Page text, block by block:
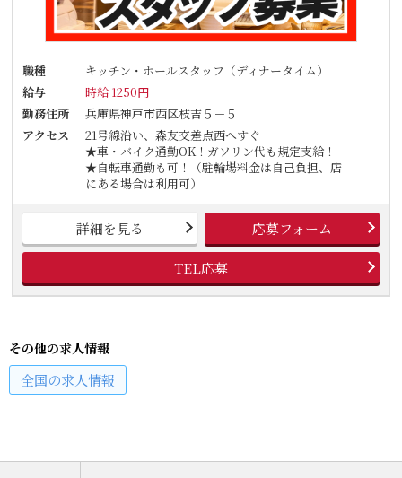
職種
キッチン・ホールスタッフ（ディナータイム）
給与
時給 1250円
勤務住所
兵庫県神戸市西区枝吉５－５
アクセス
21号線沿い、森友交差点西へすぐ
★車・バイク通勤OK！ガソリン代も規定支給！
★自転車通勤も可！（駐輪場料金は自己負担、店
にある場合は利用可）
詳細を見る 応募フォーム
TEL応募
その他の求人情報
全国の求人情報